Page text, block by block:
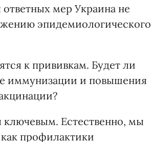
мер Украина не
эпидемиологического
к прививкам. Будет ли
иммунизации и повышения
ключевым. Естественно, мы
профилактики